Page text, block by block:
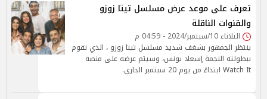
تعرف على موعد عرض مسلسل تيتا زوزو
والقنوات الناقلة
الثلاثاء 10/سبتمبر/2024 - 04:59 م
ينتظر الجمهور بشغف شديد مسلسل تيتا زوزو ، الذي تقوم
ببطولته النجمة إسعاد يونس، وسيتم عرضه على منصة
Watch It ابتداءً من يوم 20 سبتمبر الجاري.